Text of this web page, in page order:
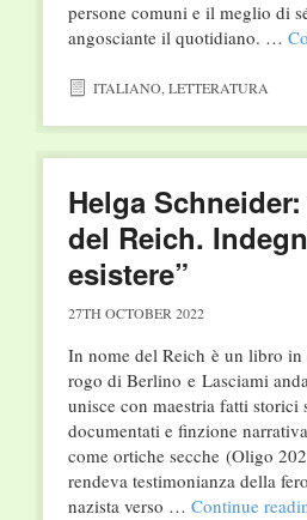
persone comuni e il meglio di
angosciante il quotidiano. …
ITALIANO,LETTERATURA
Helga
del Reich.
esistere”
27TH OCTOBER 2022
In nome del Reich è un libro
rogo di Berlino e Lasciami
unisce con maestria fatti storici
documentati e finzione
come ortiche secche (Oligo
rendeva testimonianza della
nazista verso … Continue